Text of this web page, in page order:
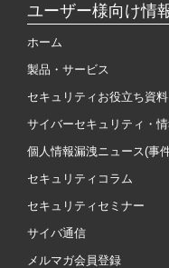
ユーザー様向け情
ホーム
製品・サービス
セキュリティお役立ち資料
サイバーセキュリティ・
個人情報漏洩ニュース(事
セキュリティコラム
セキュリティセミナー
サイバ通信
メルマガ会員登録